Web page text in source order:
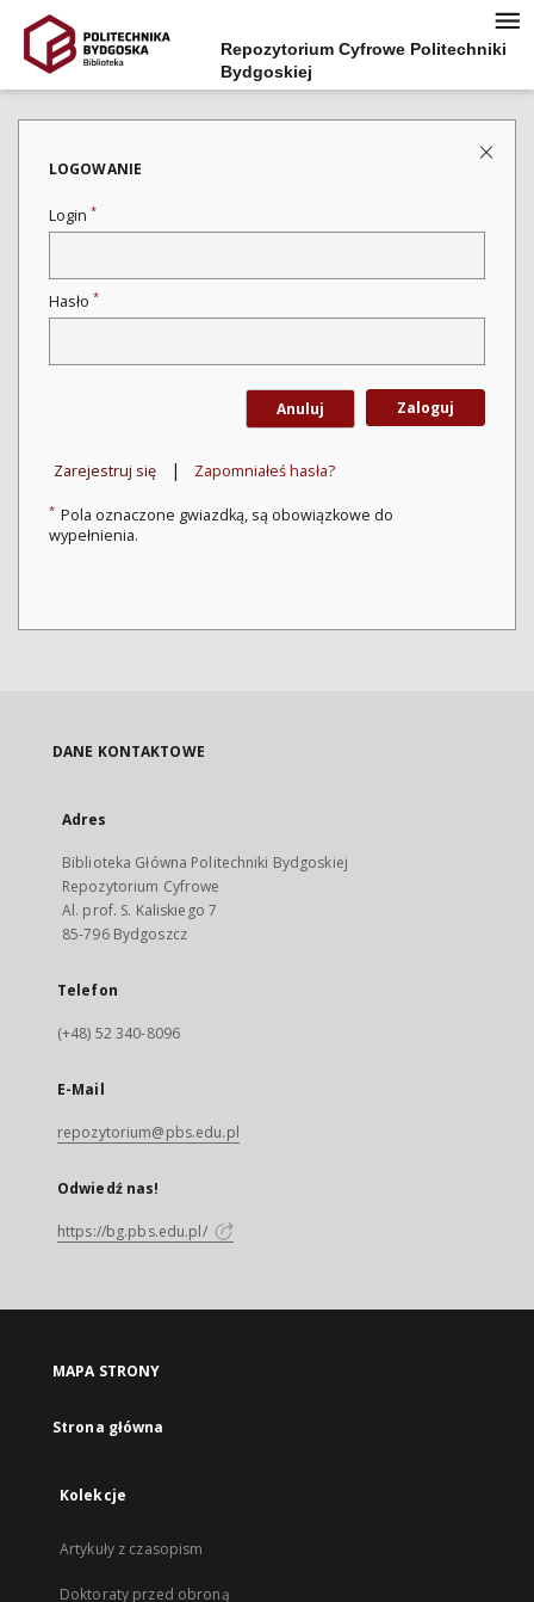
Repozytorium Cyfrowe Politechniki
Bydgoskiej
LOGOWANIE
Login *
Hasło *
Anuluj Zaloguj
Zarejestruj się | Zapomniałeś hasła?
* Pola oznaczone gwiazdką, są obowiązkowe do
wypełnienia.
DANE KONTAKTOWE
Adres
Biblioteka Główna Politechniki Bydgoskiej
Repozytorium Cyfrowe
Al. prof. S. Kaliskiego 7
85-796 Bydgoszcz
Telefon
(+48) 52 340-8096
E-Mail
repozytorium@pbs.edu.pl
Odwiedź nas!
https://bg.pbs.edu.pl/
MAPA STRONY
Strona główna
Kolekcje
Artykuły z czasopism
Doktoraty przed obroną